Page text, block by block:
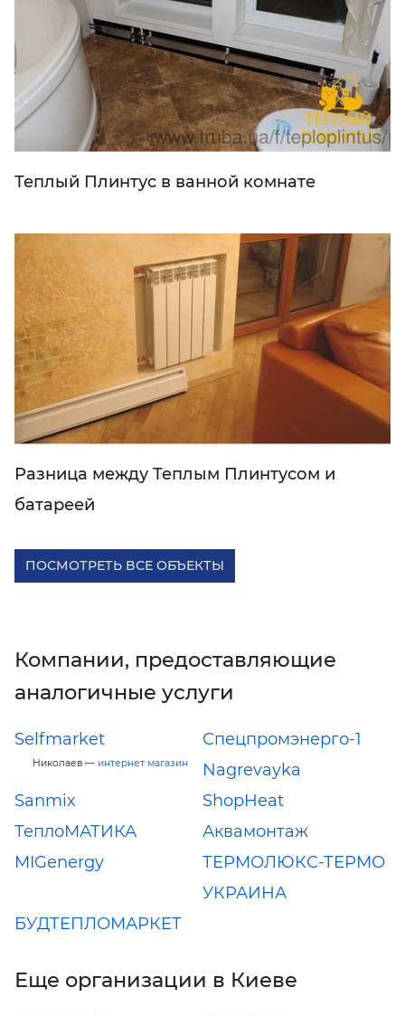
Теплый Плинтус в ванной комнате
Разница между Теплым Плинтусом и
батареей
ПОСМОТРЕТЬ ВСЕ ОБЪЕКТЫ
Компании, предоставляющие
аналогичные услуги
Selfmarket
Николаев — интернет магазин
Спецпромэнерго-1
Nagrevayka
Sanmix
ShopHeat
ТеплоМАТИКА
Аквамонтаж
MIGenergy
ТЕРМОЛЮКС-ТЕРМО
УКРАИНА
БУДТЕПЛОМАРКЕТ
Еще организации в Киеве